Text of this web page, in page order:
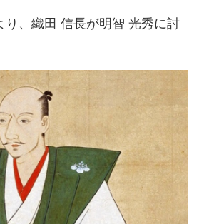
り、織田 信長が明智 光秀に討